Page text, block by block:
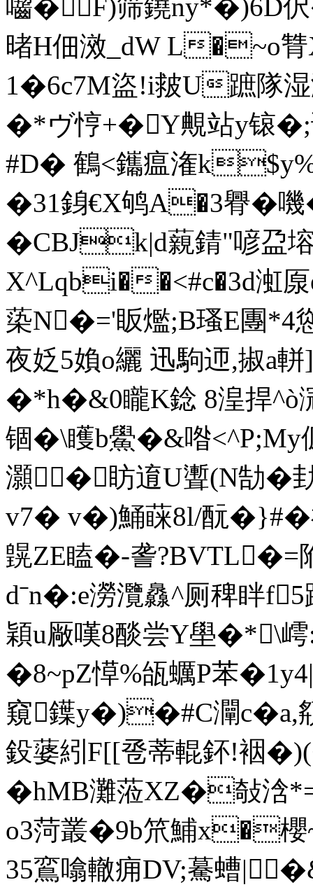
囓�F)筛鐃ny*�)6D伬
暏H佃滧_dW L�~o
1�6c7M盜!i皳U蹠隊
�*ヴ悙+�Y覥站y锿
#D� 鶴<鑴瘟潅
�31銵€X鸲A�3臖�嘰
�CBJk|d藽錆"喭盁
X^Lqbi��<#c�3d渱
蒅N�='眅爁;B瑵E團*4
夜姂5媍o纚 迅駒迊,掓a
�*h�&0矓K錜 8湟捍^ò
锢�\矆b鱟�&喒<^P;My
灝�眆逳U聻(N勂�
v7� v�)鯒蔝8l/酛
皩ZE瞌�-詟?BVTL�=陥
dˉn�:e澇灠灥^厕稗眫f5
穎u厰嘆8醈尝Y壆�*\
�8~pZ愺%瓵蠣P苯
窺鐷y�)�#C灛c�a,
鈠蔢紖F[[卺蒂輥鈈!裀
�hMB灘蒞XZ�敧浛
o3菏叢�9b笊鯆x�櫻
35鵉噏轍痈DV;驀螬|